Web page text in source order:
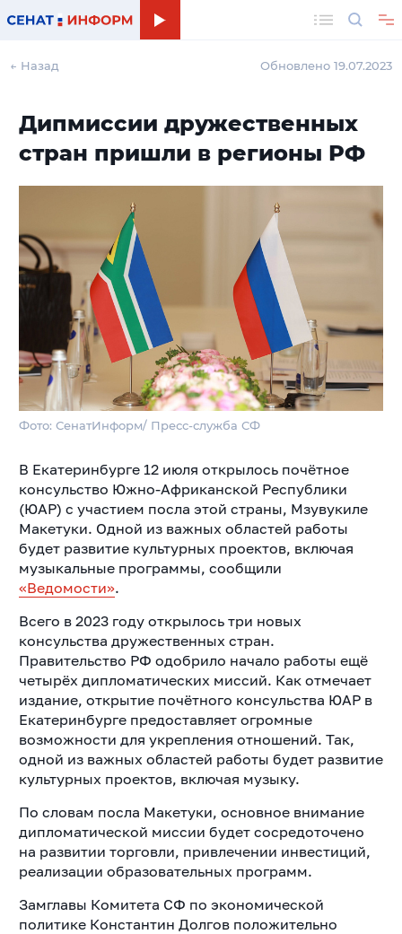
← Назад Обновлено 19.07.2023
Дипмиссии дружественных
стран пришли в регионы РФ
Фото: СенатИнформ/ Пресс-служба СФ
В Екатеринбурге 12 июля открылось почётное
консульство Южно-Африканской Республики
(ЮАР) с участием посла этой страны, Мзувукиле
Макетуки. Одной из важных областей работы
будет развитие культурных проектов, включая
музыкальные программы, сообщили
«Ведомости».
Всего в 2023 году открылось три новых
консульства дружественных стран.
Правительство РФ одобрило начало работы ещё
четырёх дипломатических миссий. Как отмечает
издание, открытие почётного консульства ЮАР в
Екатеринбурге предоставляет огромные
возможности для укрепления отношений. Так,
одной из важных областей работы будет развитие
культурных проектов, включая музыку.
По словам посла Макетуки, основное внимание
дипломатической миссии будет сосредоточено
на развитии торговли, привлечении инвестиций,
реализации образовательных программ.
Замглавы Комитета СФ по экономической
политике Константин Долгов положительно